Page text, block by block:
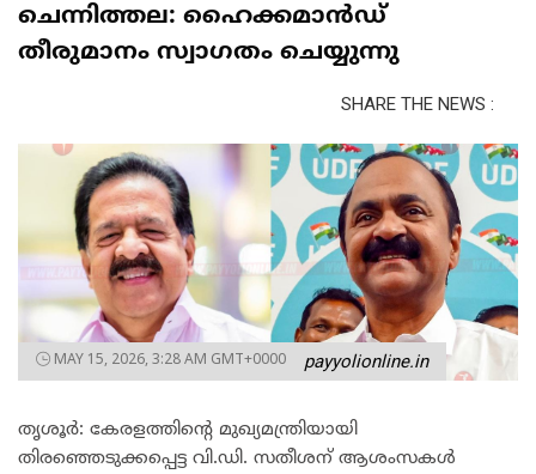
ചെന്നിത്തല: ഹൈക്കമാൻഡ്
തീരുമാനം സ്വാഗതം ചെയ്യുന്നു
SHARE THE NEWS :
MAY 15, 2026, 3:28 AM GMT+0000 payyolionline.in
തൃശൂർ: കേരളത്തിന്റെ മുഖ്യമന്ത്രിയായി
തിരഞ്ഞെടുക്കപ്പെട്ട വി.ഡി. സതീശന് ആശംസകൾ